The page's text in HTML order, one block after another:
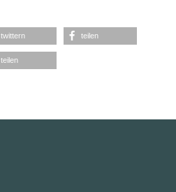
twittern teilen
teilen